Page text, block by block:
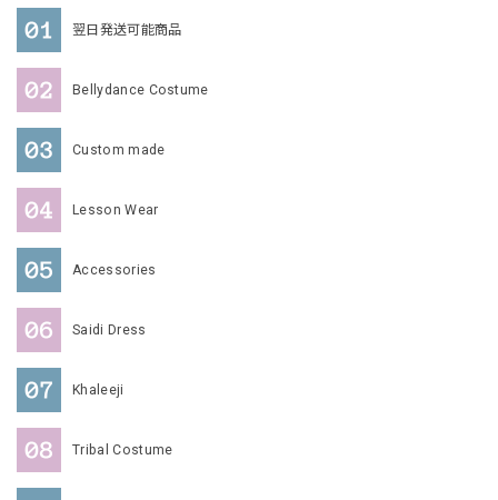
翌日発送可能商品
Bellydance Costume
Custom made
Lesson Wear
Accessories
Saidi Dress
Khaleeji
Tribal Costume